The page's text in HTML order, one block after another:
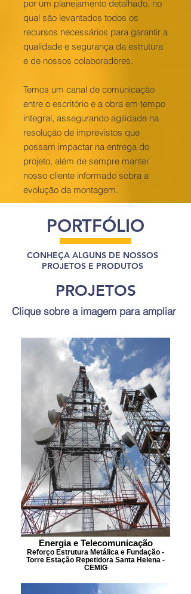
por um planejamento detalhado, no
qual são levantados todos os
recursos necessários para garantir a
qualidade e segurança da estrutura
e de nossos colaboradores.
Temos um canal de comunicação
entre o escritório e a obra em tempo
integral, assegurando agilidade na
resolução de imprevistos que
possam impactar na entrega do
projeto, além de sempre manter
nosso cliente informado sobra a
evolução da montagem.
PORTFÓLIO
CONHEÇA ALGUNS DE NOSSOS
PROJETOS E PRODUTOS
PROJETOS
Clique sobre a imagem para ampliar
Energia e Telecomunicação
Reforço Estrutura Metálica e Fundação -
Torre Estação Repetidora Santa Helena -
CEMIG